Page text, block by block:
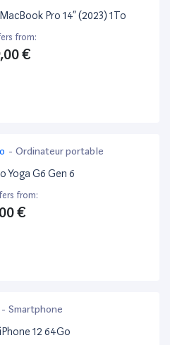
Pro 14” (2023) 1To
from:
€
- Ordinateur portable
Yoga G6 Gen 6
from:
€
- Smartphone
12 64Go